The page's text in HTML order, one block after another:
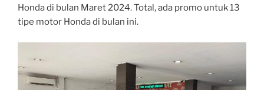
Honda di bulan Maret 2024. Total, ada promo untuk 13
tipe motor Honda di bulan ini.